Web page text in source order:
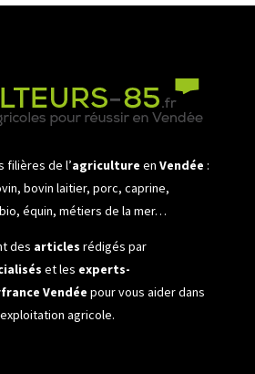
filières de l’agriculture en Vendée :
bovin laitier, porc, caprine,
équin, métiers de la mer…
des articles rédigés par
et les experts-
Vendée pour vous aider dans
agricole.